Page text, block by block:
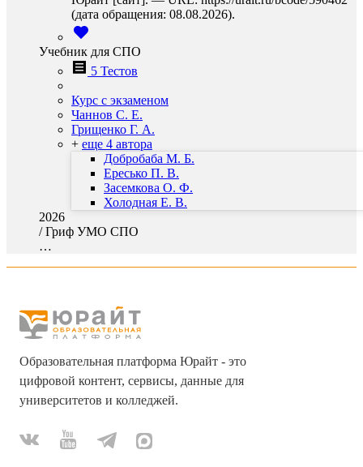
(дата обращения: 08.08.2026).
Учебник для СПО
5 Тестов
Курс с экзаменом
Чаннов С. Е.
Грищенко Г. А.
+ еще 4 автора
Добробаба М. Б.
Ересько П. В.
Засемкова О. Ф.
Холодная Е. В.
2026
/Гриф УМО СПО
…
Образовательная платформа Юрайт - это
цифровой контент, сервисы, данные для
университетов и колледжей.